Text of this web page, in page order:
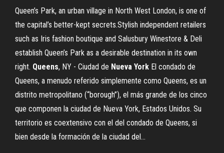
Queen’s Park, an urban village in North West London, is one of
the capital’s better-kept secrets.Stylish independent retailers
such as Iris fashion boutique and Salusbury Winestore & Deli
establish Queen’s Park as a desirable destination in its own
right. Queens, NY - Ciudad de Nueva York El condado de
Queens, a menudo referido simplemente como Queens, es un
distrito metropolitano (“borough”), el más grande de los cinco
que componen la ciudad de Nueva York, Estados Unidos. Su
territorio es coextensivo con el del condado de Queens, si
bien desde la formación de la ciudad del...